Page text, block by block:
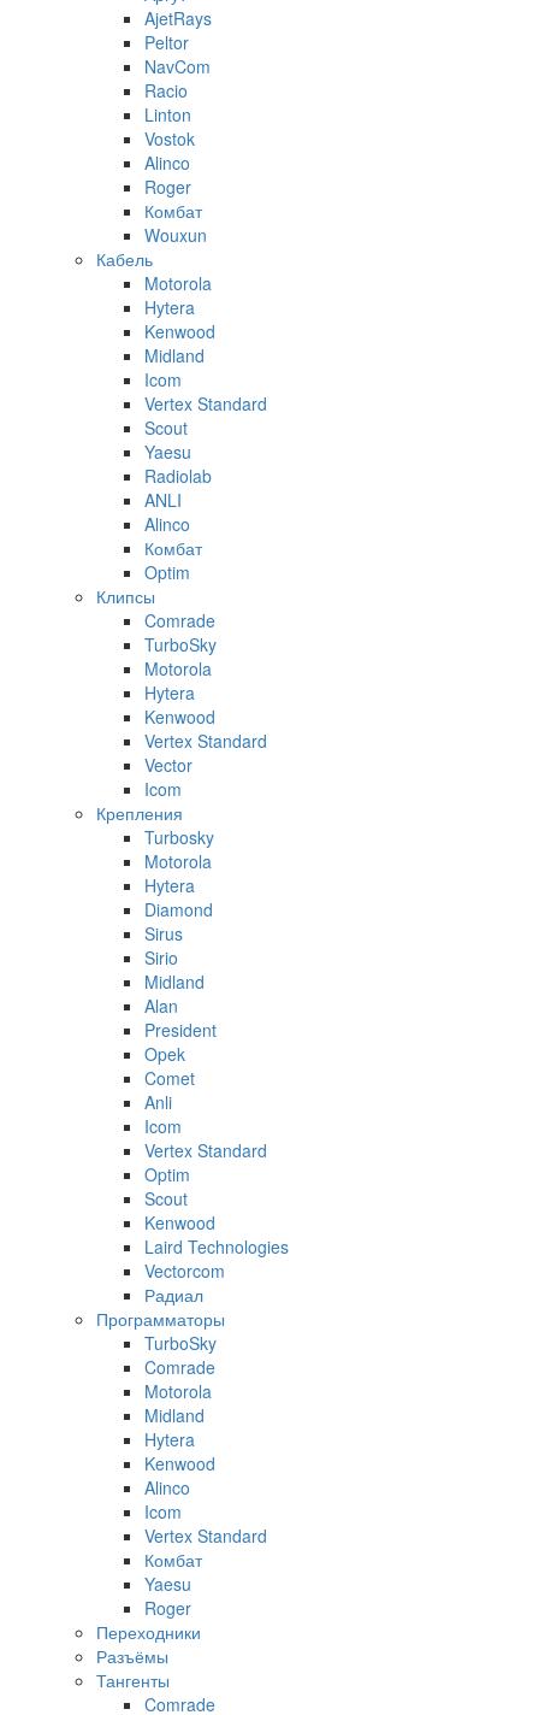
AjetRays
Peltor
NavCom
Racio
Linton
Vostok
Alinco
Roger
Комбат
Wouxun
Кабель
Motorola
Hytera
Kenwood
Midland
Icom
Vertex Standard
Scout
Yaesu
Radiolab
ANLI
Alinco
Комбат
Optim
Клипсы
Comrade
TurboSky
Motorola
Hytera
Kenwood
Vertex Standard
Vector
Icom
Крепления
Turbosky
Motorola
Hytera
Diamond
Sirus
Sirio
Midland
Alan
President
Opek
Comet
Anli
Icom
Vertex Standard
Optim
Scout
Kenwood
Laird Technologies
Vectorcom
Радиал
Программаторы
TurboSky
Comrade
Motorola
Midland
Hytera
Kenwood
Alinco
Icom
Vertex Standard
Комбат
Yaesu
Roger
Переходники
Разъёмы
Тангенты
Comrade